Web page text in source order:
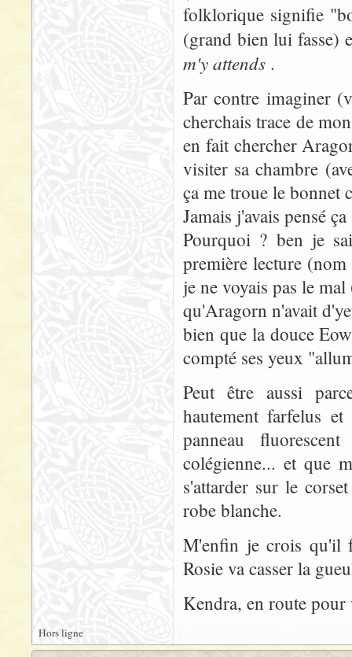
folklorique signifie
(grand bien lui fasse)
m'y attends .
Par contre imaginer
cherchais trace de
en fait chercher
visiter sa chambre
ça me troue le bonnet
Jamais j'avais pensé
Pourquoi ? ben je
première lecture
je ne voyais pas le
qu'Aragorn n'avait
bien que la douce
compté ses yeux
Peut être aussi
hautement farfelus
panneau
colégienne... et que
s'attarder sur le
robe blanche.
M'enfin je crois qu'il
Rosie va casser la
Kendra, en route
Hors ligne